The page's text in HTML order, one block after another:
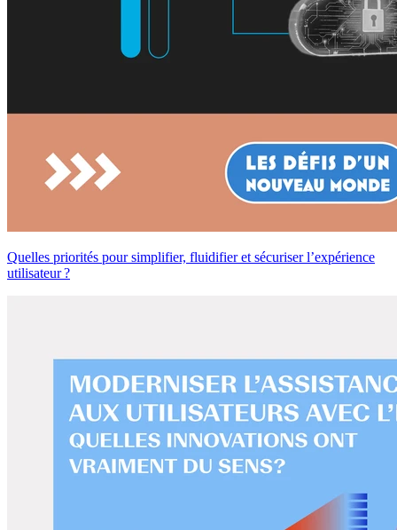
Quelles priorités pour simplifier, fluidifier et sécuriser l’expérience
utilisateur ?